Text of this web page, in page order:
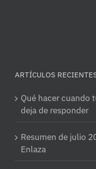
ARTÍCULOS
Qué hacer cuando
deja de responder
Resumen de julio
Enlaza